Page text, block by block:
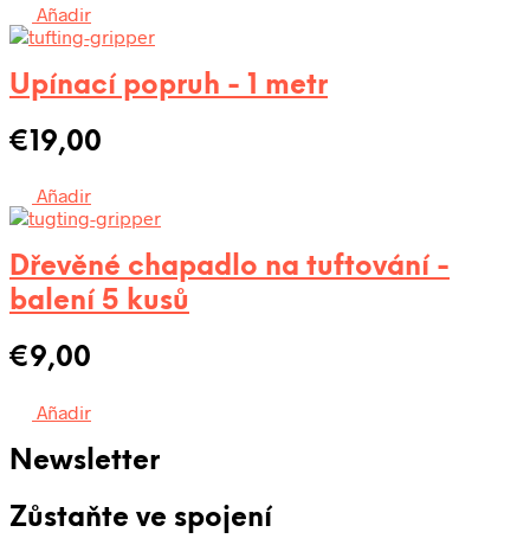
Añadir
Upínací popruh - 1 metr
€19,00
Añadir
Dřevěné chapadlo na tuftování -
balení 5 kusů
€9,00
Añadir
Newsletter
Zůstaňte ve spojení